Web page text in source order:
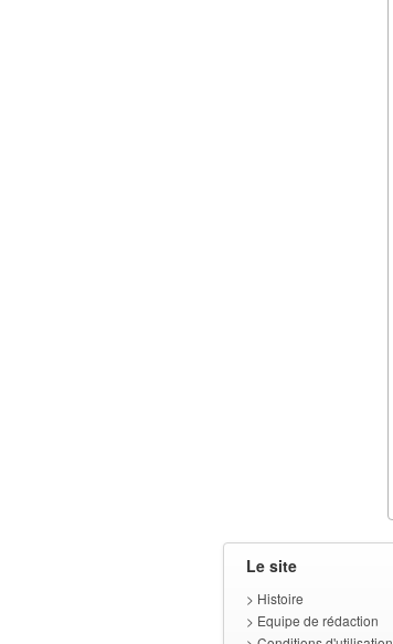
Le site
> Histoire
> Equipe de rédaction